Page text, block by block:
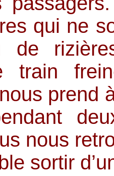
qui ne
de
train
prend
nous
sortir